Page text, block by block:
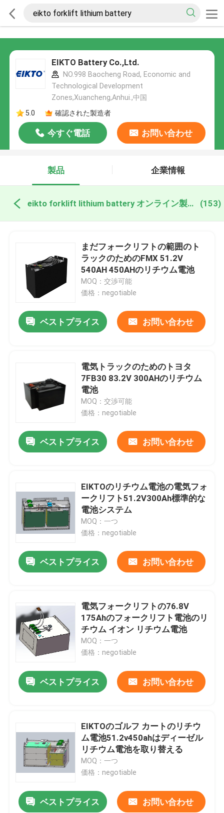
EIKTO Battery Co.,Ltd.
NO.998 Baocheng Road, Economic and
Technological Development
Zones,Xuancheng,Anhui.,中国
5.0
確認された製造者
今すぐ電話 お問い合わせ
製品 企業情報
eikto forklift lithium battery オンライン製造 (153)
まだフォークリフトの範囲のト
ラックのためのFMX 51.2V
540AH 450AHのリチウム電池
MOQ：交渉可能
価格：negotiable
ベストプライス お問い合わせ
電気トラックのためのトヨタ
7FB30 83.2V 300AHのリチウム
電池
MOQ：交渉可能
価格：negotiable
ベストプライス お問い合わせ
EIKTOのリチウム電池の電気フォ
ークリフト51.2V300Ah標準的な
電池システム
MOQ：一つ
価格：negotiable
ベストプライス お問い合わせ
電気フォークリフトの76.8V
175Ahのフォークリフト電池のリ
チウム イオン リチウム電池
MOQ：一つ
価格：negotiable
ベストプライス お問い合わせ
EIKTOのゴルフ カートのリチウ
ム電池51.2v450ahはディーゼル
リチウム電池を取り替える
MOQ：一つ
価格：negotiable
ベストプライス お問い合わせ